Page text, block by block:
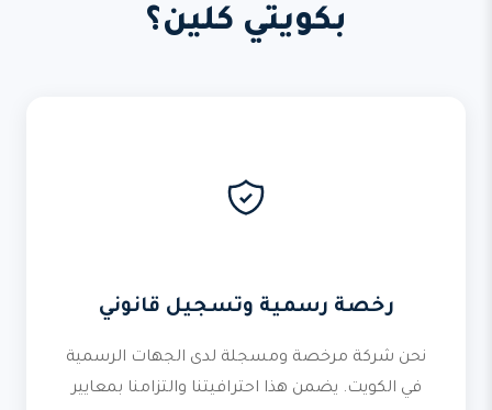
بكويتي كلين؟
رخصة رسمية وتسجيل قانوني
نحن شركة مرخصة ومسجلة لدى الجهات الرسمية
في الكويت. يضمن هذا احترافيتنا والتزامنا بمعايير